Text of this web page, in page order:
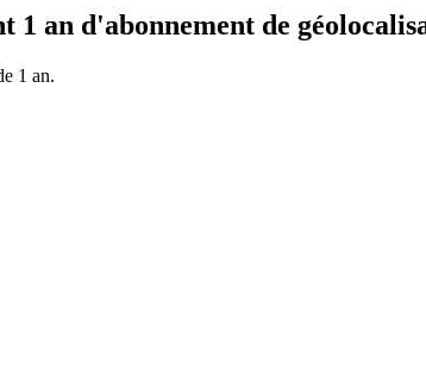
an d'abonnement de
1 an.